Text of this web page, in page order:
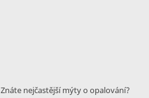
Znáte nejčastější mýty o opalování?